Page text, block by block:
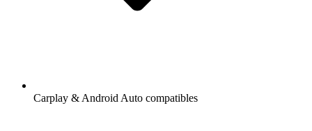
Carplay & Android Auto compatibles